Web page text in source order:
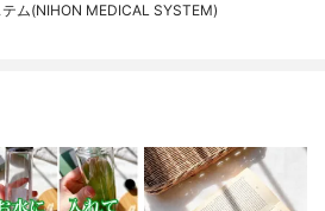
ム(NIHON MEDICAL SYSTEM)